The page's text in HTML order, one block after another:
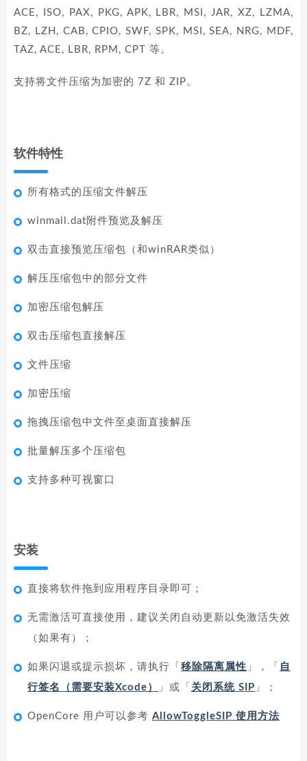
ACE, ISO, PAX, PKG, APK, LBR, MSI, JAR, XZ, LZMA,
BZ, LZH, CAB, CPIO, SWF, SPK, MSI, SEA, NRG, MDF,
TAZ, ACE, LBR, RPM, CPT 等。
支持将文件压缩为加密的 7Z 和 ZIP。
软件特性
所有格式的压缩文件解压
winmail.dat附件预览及解压
双击直接预览压缩包（和winRAR类似）
解压压缩包中的部分文件
加密压缩包解压
双击压缩包直接解压
文件压缩
加密压缩
拖拽压缩包中文件至桌面直接解压
批量解压多个压缩包
支持多种可视窗口
安装
直接将软件拖到应用程序目录即可；
无需激活可直接使用，建议关闭自动更新以免激活失效
（如果有）；
如果闪退或提示损坏，请执行「 移除隔离属性 」，「 自
行签名（需要安装Xcode）
」或「 关闭系统 SIP 」；
OpenCore 用户可以参考 AllowToggleSIP 使用方法